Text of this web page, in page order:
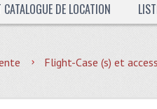
CATALOGUE DE LOCATION
Flight-Case (s) et